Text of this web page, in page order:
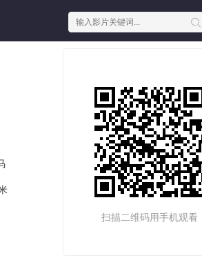
扫描二维码用手机观看